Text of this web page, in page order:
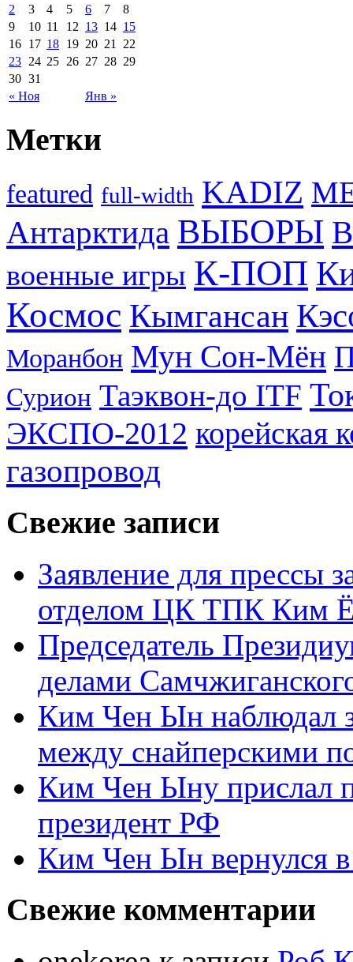
« Ноя Янв »
2
3 4 5 6 7
8
9
10 11 12 13 14 15
16 17 18 19 20 21
22
23 24 25 26 27 28 29
30 31
Метки
featured full-width KADIZ
Антарктида ВЫБОРЫ
военные игры К-ПОП
Космос Кымгансан
Моранбон Мун Сон-Мён
Сурион Таэквон-до ITF
ЭКСПО-2012 корейская
газопровод
Свежие записи
Заявление для прессы
отделом ЦК ТПК Ким
Председатель
делами
Ким Чен Ын наблюдал
между снайперскими
Ким Чен Ыну прислал
президент РФ
Ким Чен Ын вернулся
Свежие комментарии